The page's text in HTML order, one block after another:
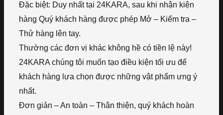
Đặc biệt: Duy nhất tại 24KARA, sau khi nhận kiện
hàng Quý khách hàng được phép Mở – Kiểm tra –
Thử hàng lên tay.
Thường các đơn vị khác không hề có tiền lệ này!
24KARA chúng tôi muốn tạo điều kiện tối ưu để
khách hàng lựa chọn được những vật phẩm ưng ý
nhất.
Đơn giản – An toàn – Thân thiện, quý khách hoàn